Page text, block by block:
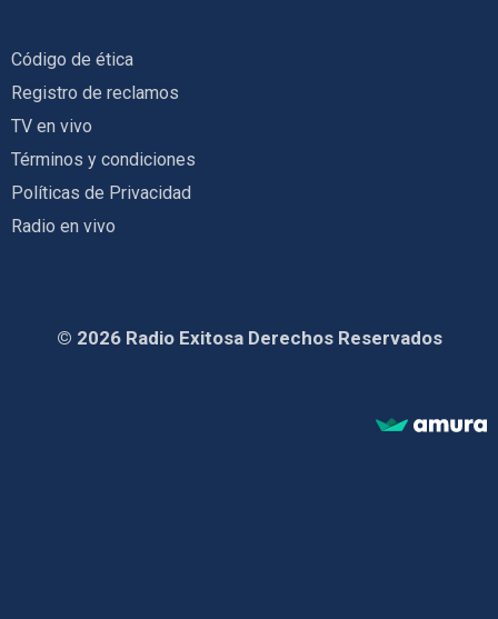
Código de ética
Registro de reclamos
TV en vivo
Términos y condiciones
Políticas de Privacidad
Radio en vivo
© 2026 Radio Exitosa Derechos Reservados